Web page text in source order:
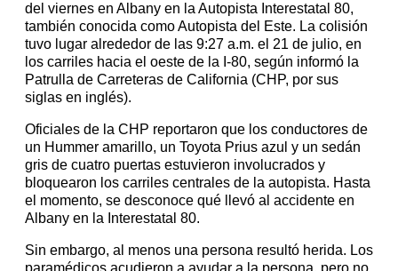
del viernes en Albany en la Autopista Interestatal 80,
también conocida como Autopista del Este. La colisión
tuvo lugar alrededor de las 9:27 a.m. el 21 de julio, en
los carriles hacia el oeste de la I-80, según informó la
Patrulla de Carreteras de California (CHP, por sus
siglas en inglés).
Oficiales de la CHP reportaron que los conductores de
un Hummer amarillo, un Toyota Prius azul y un sedán
gris de cuatro puertas estuvieron involucrados y
bloquearon los carriles centrales de la autopista. Hasta
el momento, se desconoce qué llevó al accidente en
Albany en la Interestatal 80.
Sin embargo, al menos una persona resultó herida. Los